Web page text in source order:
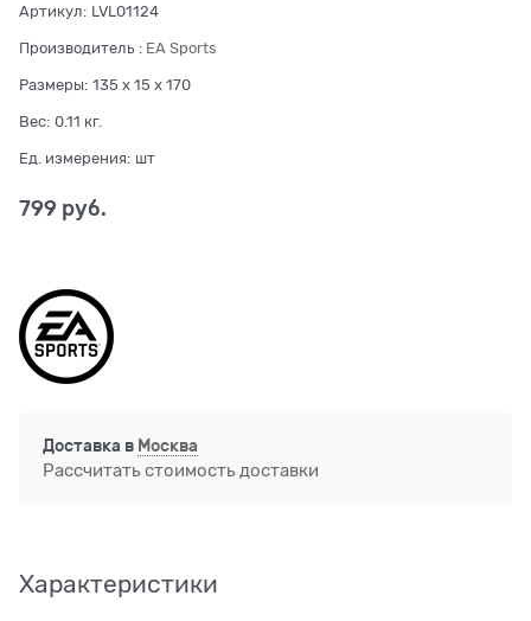
Артикул: LVL01124
Производитель : EA Sports
Размеры: 135 x 15 x 170
Вес: 0.11 кг.
Ед. измерения: шт
799 руб.
Доставка в Москва
Рассчитать стоимость доставки
Характеристики